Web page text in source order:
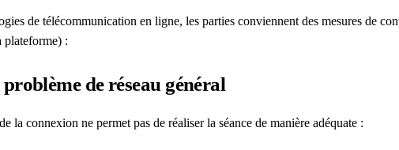
de télécommunication en ligne, les parties conviennent des mesures de
plateforme) :
de réseau général
la connexion ne permet pas de réaliser la séance de manière adéquate :